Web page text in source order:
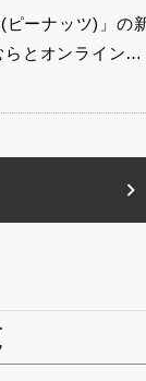
ーナッツ)」の
らとオンライン…